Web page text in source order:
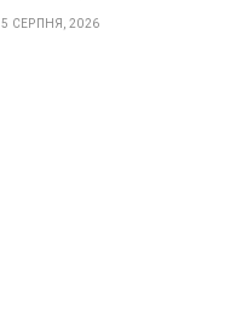
5 СЕРПНЯ, 2026